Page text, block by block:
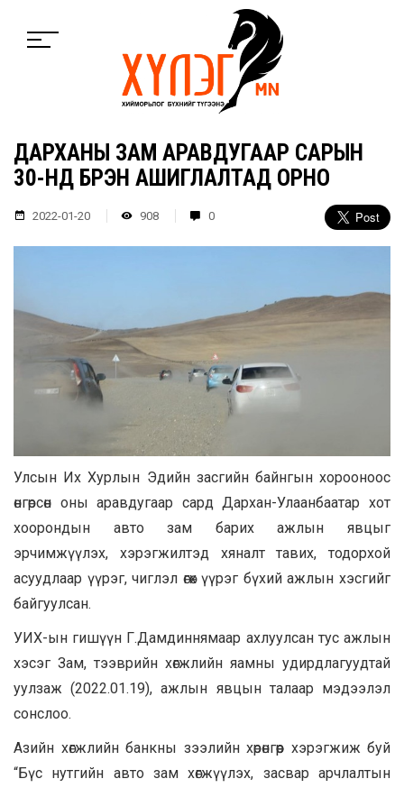
ДАРХАНЫ ЗАМ АРАВДУГААР САРЫН
30-НД БҮРЭН АШИГЛАЛТАД ОРНО
2022-01-20 908 0
Улсын Их Хурлын Эдийн засгийн байнгын хорооноос
өнгөрсөн оны аравдугаар сард Дархан-Улаанбаатар хот
хоорондын авто зам барих ажлын явцыг
эрчимжүүлэх, хэрэгжилтэд хяналт тавих, тодорхой
асуудлаар үүрэг, чиглэл өгөх үүрэг бүхий ажлын хэсгийг
байгуулсан.
УИХ-ын гишүүн Г.Дамдиннямаар ахлуулсан тус ажлын
хэсэг Зам, тээврийн хөгжлийн яамны удирдлагуудтай
уулзаж (2022.01.19), ажлын явцын талаар мэдээлэл
сонслоо.
Азийн хөгжлийн банкны зээлийн хөрөнгөөр хэрэгжиж буй
“Бүс нутгийн авто зам хөгжүүлэх, засвар арчлалтын